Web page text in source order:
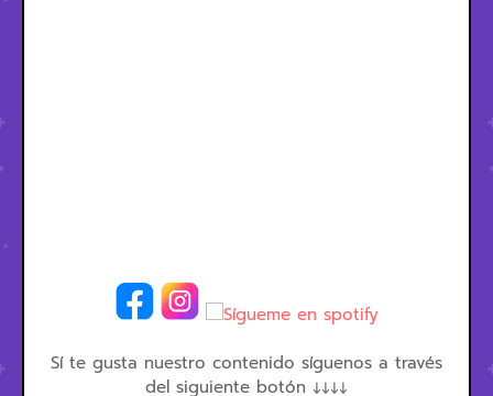
Sí te gusta nuestro contenido síguenos a través
del siguiente botón ↓↓↓↓